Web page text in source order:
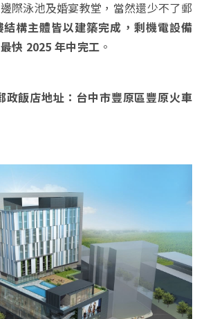
際泳池及婚宴教堂，當然還少不了郵
結構主體皆以建築完成，剩機電設備
快 2025 年中完工 。
政飯店地址：台中市豐原區豐原火車